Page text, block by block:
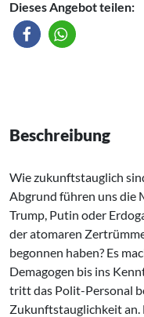
Dieses Angebot teilen:
Beschreibung
Wie zukunftstauglich
Abgrund führen uns die
Trump, Putin oder
der atomaren
begonnen haben? Es
Demagogen bis ins
tritt das Polit-Personal
Zukunftstauglichkeit an.